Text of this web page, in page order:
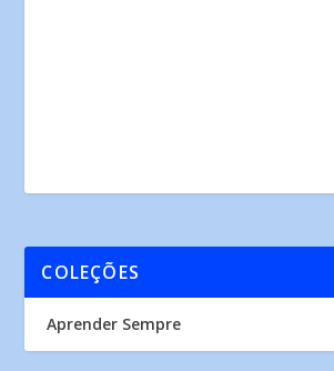
COLEÇÕES
Aprender Sempre